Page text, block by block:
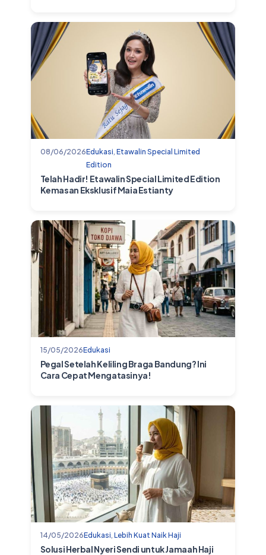
08/06/2026Edukasi, Etawalin Special Limited
Edition
Telah Hadir! Etawalin Special Limited Edition
Kemasan Eksklusif Maia Estianty
15/05/2026Edukasi
Pegal Setelah Keliling Braga Bandung? Ini
Cara Cepat Mengatasinya!
14/05/2026Edukasi Lebih Kuat Naik Haji
Solusi Herbal Nyeri Sendi untuk Jamaah Haji